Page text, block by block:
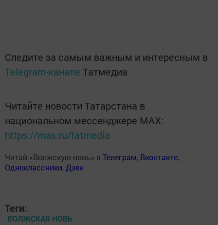
Следите за самым важным и интересным в
Telegram-канале Татмедиа
Читайте новости Татарстана в
национальном мессенджере MАХ:
https://max.ru/tatmedia
Читай «Волжскую новь» в Телеграм, Вконтакте,
Одноклассники,Дзен
Теги:
ВОЛЖСКАЯ НОВЬ